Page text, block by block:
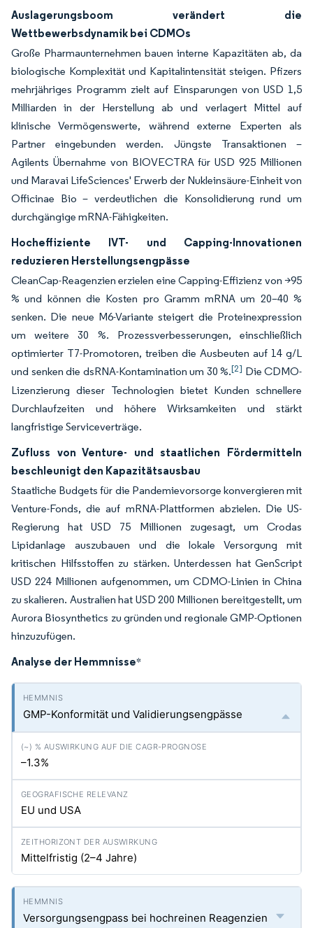
Auslagerungsboom verändert die
Wettbewerbsdynamik bei CDMOs
Große Pharmaunternehmen bauen interne Kapazitäten ab, da
biologische Komplexität und Kapitalintensität steigen. Pfizers
mehrjähriges Programm zielt auf Einsparungen von USD 1,5
Milliarden in der Herstellung ab und verlagert Mittel auf
klinische Vermögenswerte, während externe Experten als
Partner eingebunden werden. Jüngste Transaktionen –
Agilents Übernahme von BIOVECTRA für USD 925 Millionen
und Maravai LifeSciences' Erwerb der Nukleinsäure-Einheit von
Officinae Bio – verdeutlichen die Konsolidierung rund um
durchgängige mRNA-Fähigkeiten.
Hocheffiziente IVT- und Capping-Innovationen
reduzieren Herstellungsengpässe
CleanCap-Reagenzien erzielen eine Capping-Effizienz von >95
% und können die Kosten pro Gramm mRNA um 20–40 %
senken. Die neue M6-Variante steigert die Proteinexpression
um weitere 30 %. Prozessverbesserungen, einschließlich
optimierter T7-Promotoren, treiben die Ausbeuten auf 14 g/L
und senken die dsRNA-Kontamination um 30 %.[2] Die CDMO-
Lizenzierung dieser Technologien bietet Kunden schnellere
Durchlaufzeiten und höhere Wirksamkeiten und stärkt
langfristige Serviceverträge.
Zufluss von Venture- und staatlichen Fördermitteln
beschleunigt den Kapazitätsausbau
Staatliche Budgets für die Pandemievorsorge konvergieren mit
Venture-Fonds, die auf mRNA-Plattformen abzielen. Die US-
Regierung hat USD 75 Millionen zugesagt, um Crodas
Lipidanlage auszubauen und die lokale Versorgung mit
kritischen Hilfsstoffen zu stärken. Unterdessen hat GenScript
USD 224 Millionen aufgenommen, um CDMO-Linien in China
zu skalieren. Australien hat USD 200 Millionen bereitgestellt, um
Aurora Biosynthetics zu gründen und regionale GMP-Optionen
hinzuzufügen.
Analyse der Hemmnisse*
GMP-Konformität und Validierungsengpässe
–1.3%
EU und USA
Mittelfristig (2–4 Jahre)
Versorgungsengpass bei hochreinen Reagenzien